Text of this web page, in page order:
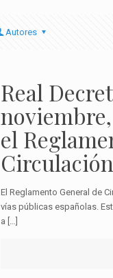
Autores
Real
el
Circulación
El Reglamento General de
vías públicas españolas.
a […]